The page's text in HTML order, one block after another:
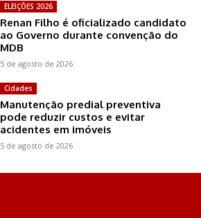
ELEIÇÕES 2026
Renan Filho é oficializado candidato
ao Governo durante convenção do
MDB
5 de agosto de 2026
Cidades
Manutenção predial preventiva
pode reduzir custos e evitar
acidentes em imóveis
5 de agosto de 2026